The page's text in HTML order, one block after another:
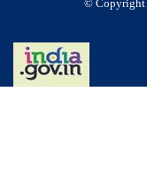
© Copyright